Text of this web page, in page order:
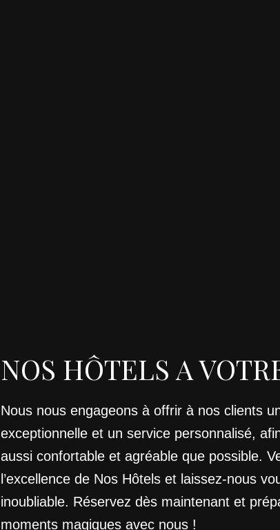
NOS HÔTELS A
Nous nous engageons à offrir à nos clients
exceptionnelle et un service personnalisé,
aussi confortable et agréable que possible.
l’excellence de Nos Hôtels et laissez-nous
inoubliable. Réservez dès maintenant et
moments magiques avec nous !